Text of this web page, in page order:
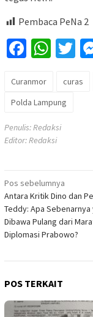
Pembaca PeNa 2
Curanmor curas
Polda Lampung
Penulis: Redaksi
Editor: Redaksi
Navigasi
pos
Pos sebelumnya
Antara Kritik Dino dan
Teddy: Apa Sebenarnya
Dibawa Pulang dari
Diplomasi Prabowo?
POS TERKAIT